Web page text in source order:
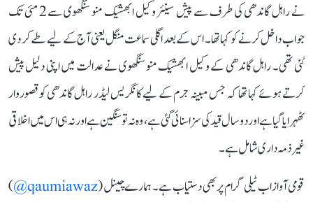
نے راہل گاندھی کی طرف سے پیش سینئر وکیل ابھشیک منو سنگھوی سے 2 مئی تک
جواب داخل کرنے کو کہا تھا۔ اس کے بعد اگلی سماعت منگل یعنی آج کے لیے طے کر دی
گئی تھی۔ راہل گاندھی کے وکیل ابھشیک منو سنگھوی نے عدالت میں اپنی دلیل پیش
کرتے ہوئے کہا تھا کہ جس مبینہ جرم کے لیے کانگریس لیڈر راہل گاندھی کو قصوروار
ٹھہرایا گیا ہے اور دو سال قید کی سزا سنائی گئی ہے، وہ نہ تو سنگین ہے اور نہ ہی اس میں اخلاقی
غیر ذمہ داری شامل ہے۔
قومی آواز اب ٹیلی گرام پر بھی دستیاب ہے۔ ہمارے چینل (qaumiawaz@
)